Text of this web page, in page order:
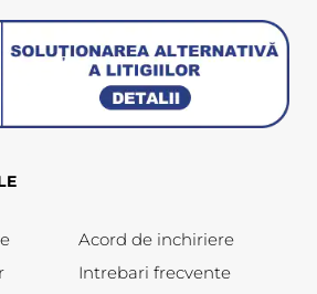
Acord de inchiriere
Intrebari frecvente